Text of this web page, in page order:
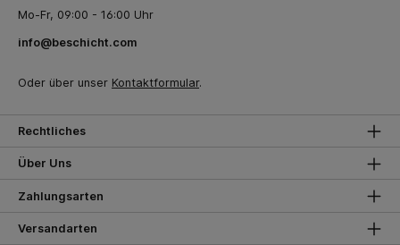
Mo-Fr, 09:00 - 16:00 Uhr
info@beschicht.com
Oder über unser Kontaktformular.
Rechtliches
Über Uns
Zahlungsarten
Versandarten